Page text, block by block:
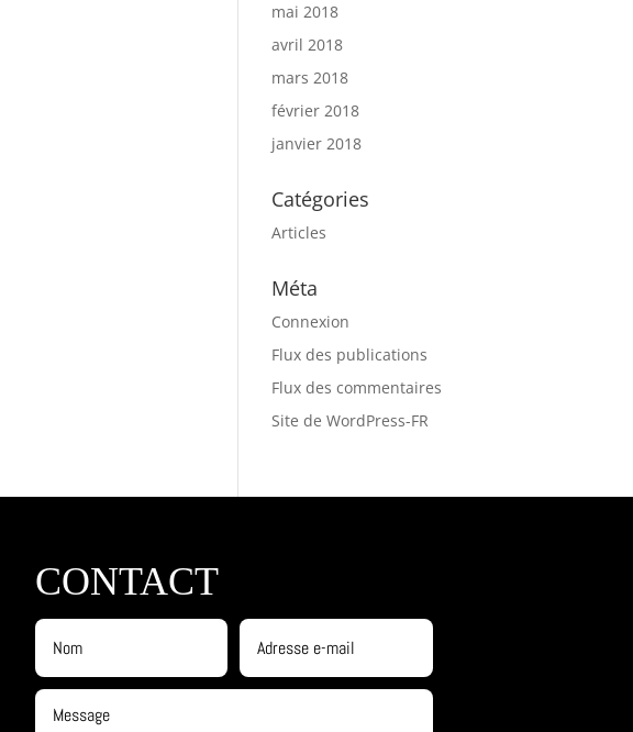
mai 2018
avril 2018
mars 2018
février 2018
janvier 2018
Catégories
Articles
Méta
Connexion
Flux des publications
Flux des commentaires
Site de WordPress-FR
CONTACT